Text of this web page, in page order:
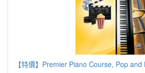
【特價】Premier Piano Course, Pop